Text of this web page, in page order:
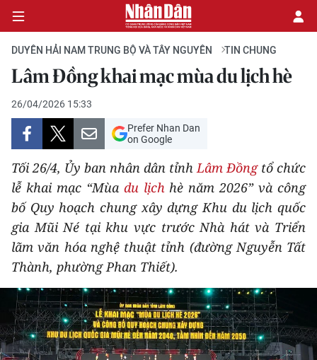
CHÍNH TRỊ
KINH TẾ
VĂN HÓA
XÃ HỘI
PHÁP LUẬT
DU LỊCH
THẾ GIỚI
THỂ THAO
DUYÊN HẢI NAM TRUNG BỘ VÀ TÂY NGUYÊN TIN CHUNG
Lâm Đồng khai mạc mùa du lịch hè
26/04/2026 15:33
Prefer Nhan Dan
on Google
Tối 26/4, Ủy ban nhân dân tỉnhLâm Đồngtổ chức
lễ khai mạc “Mùa du lịchhè năm 2026” và công
bố Quy hoạch chung xây dựng Khu du lịch quốc
gia Mũi Né tại khu vực trước Nhà hát và Triển
lãm văn hóa nghệ thuật tỉnh (đường Nguyễn Tất
Thành, phường Phan Thiết).